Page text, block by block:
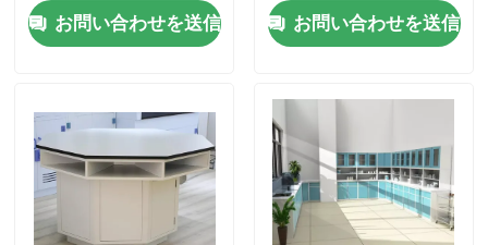
実験室の島のベンチ
実験室の発煙のフード
実験室のバランスのベンチ
お問い合わせを送信
お問い合わせを送信